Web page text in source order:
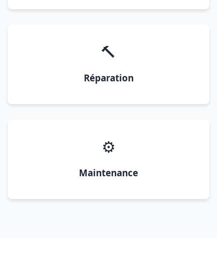
🔨
Réparation
⚙️
Maintenance